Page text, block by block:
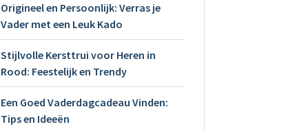
Origineel en Persoonlijk: Verras je
Vader met een Leuk Kado
Stijlvolle Kersttrui voor Heren in
Rood: Feestelijk en Trendy
Een Goed Vaderdagcadeau Vinden:
Tips en Ideeën